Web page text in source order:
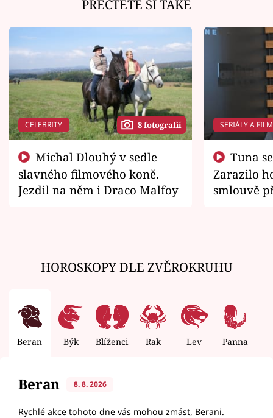
PŘEČTĚTE SI TAKÉ
CELEBRITY 8 fotografií
slavného filmového koně.
Jezdil na něm i Draco Malfoy
SERIÁLY A
Zarazilo
smlouvě
HOROSKOPY DLE ZVĚROKRUHU
Beran Býk Blíženci Rak Lev Panna
Beran 8. 8. 2026
Rychlé akce tohoto dne vás mohou zmást, Berani.